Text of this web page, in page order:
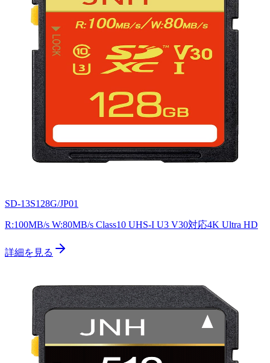
SD-13S128G/JP01
R:100MB/s W:80MB/s Class10 UHS-I U3 V30対応4K Ultra HD
詳細を見る